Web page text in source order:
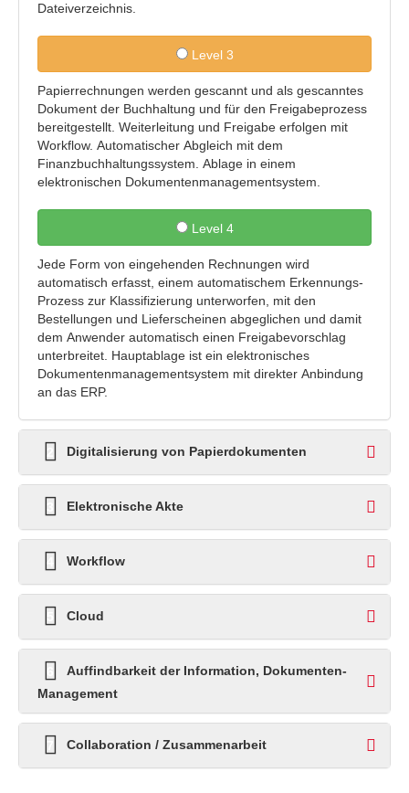
Dateiverzeichnis.
Level 3
Papierrechnungen werden gescannt und als gescanntes
Dokument der Buchhaltung und für den Freigabeprozess
bereitgestellt. Weiterleitung und Freigabe erfolgen mit
Workflow. Automatischer Abgleich mit dem
Finanzbuchhaltungssystem. Ablage in einem
elektronischen Dokumentenmanagementsystem.
Level 4
Jede Form von eingehenden Rechnungen wird
automatisch erfasst, einem automatischem Erkennungs-
Prozess zur Klassifizierung unterworfen, mit den
Bestellungen und Lieferscheinen abgeglichen und damit
dem Anwender automatisch einen Freigabevorschlag
unterbreitet. Hauptablage ist ein elektronisches
Dokumentenmanagementsystem mit direkter Anbindung
an das ERP.
Digitalisierung von Papierdokumenten
Elektronische Akte
Workflow
Cloud
Auffindbarkeit der Information, Dokumenten-
Management
Collaboration / Zusammenarbeit